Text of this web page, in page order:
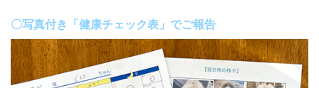
〇写真付き「健康チェック表」でご報告